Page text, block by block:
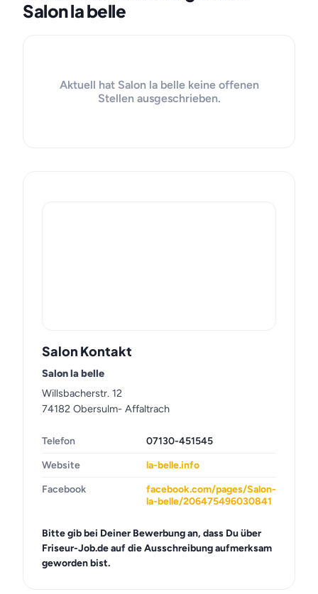
Salon la belle
Aktuell hat Salon la belle keine offenen
Stellen ausgeschrieben.
Salon Kontakt
Salon la belle
Willsbacherstr. 12
74182 Obersulm- Affaltrach
Telefon
07130-451545
Website
la-belle.info
Facebook
facebook.com/pages/Salon-
la-belle/206475496030841
Bitte gib bei Deiner Bewerbung an, dass Du über
Friseur-Job.de auf die Ausschreibung aufmerksam
geworden bist.